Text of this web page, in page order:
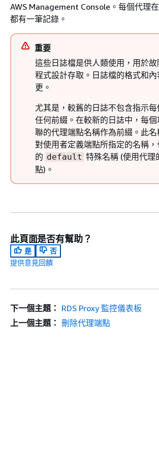
AWS Management Console。每個代理在
都有一筆記錄。
重要
這些日誌檔是供人類使用，用於
程式設計存取。日誌檔的格式和
更。
尤其是，較舊的日誌不包含指示
任何前綴。在較新的日誌中，每個
聯的代理端點名稱作為前綴。此
對使用者定義端點所指定的名稱
的 default 特殊名稱 (使用代理
點)。
此頁面是否有幫助？
是
否
提供意見回饋
下一個主題： RDS Proxy 監控儀表板
上一個主題： 刪除代理端點